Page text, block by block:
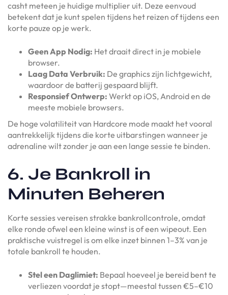
casht meteen je huidige multiplier uit. Deze eenvoud
betekent dat je kunt spelen tijdens het reizen of tijdens een
korte pauze op je werk.
Geen App Nodig: Het draait direct in je mobiele
browser.
Laag Data Verbruik: De graphics zijn lichtgewicht,
waardoor de batterij gespaard blijft.
Responsief Ontwerp: Werkt op iOS, Android en de
meeste mobiele browsers.
De hoge volatiliteit van Hardcore mode maakt het vooral
aantrekkelijk tijdens die korte uitbarstingen wanneer je
adrenaline wilt zonder je aan een lange sessie te binden.
6. Je Bankroll in
Minuten Beheren
Korte sessies vereisen strakke bankrollcontrole, omdat
elke ronde ofwel een kleine winst is of een wipeout. Een
praktische vuistregel is om elke inzet binnen 1–3% van je
totale bankroll te houden.
Stel een Daglimiet: Bepaal hoeveel je bereid bent te
verliezen voordat je stopt—meestal tussen €5–€10